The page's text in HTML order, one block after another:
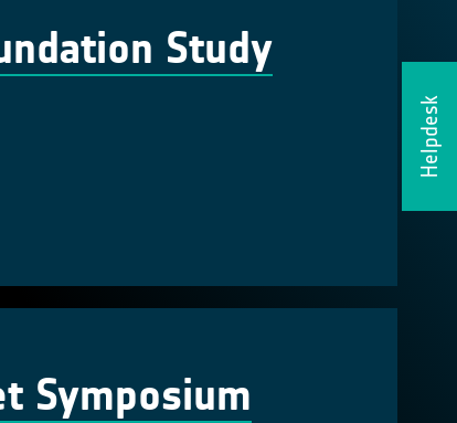
Helpdesk
Study
Symposium